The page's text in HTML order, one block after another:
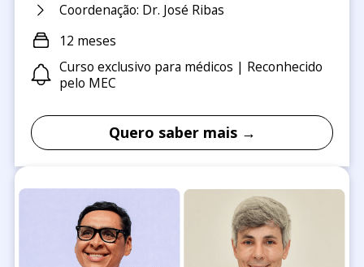
Coordenação: Dr. José Ribas
12 meses
Curso exclusivo para médicos | Reconhecido
pelo MEC
Quero saber mais →